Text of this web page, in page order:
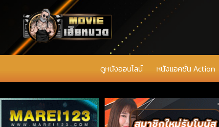
ดูหนังออนไลน์ หนังแอคชั่น Action